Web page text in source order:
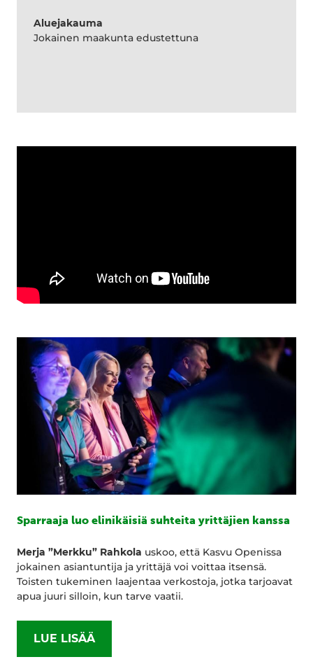
Aluejakauma
Jokainen maakunta edustettuna
Sparraaja luo elinikäisiä suhteita yrittäjien kanssa
Merja ”Merkku” Rahkola uskoo, että Kasvu Openissa
jokainen asiantuntija ja yrittäjä voi voittaa itsensä.
Toisten tukeminen laajentaa verkostoja, jotka tarjoavat
apua juuri silloin, kun tarve vaatii.
LUE LISÄÄ